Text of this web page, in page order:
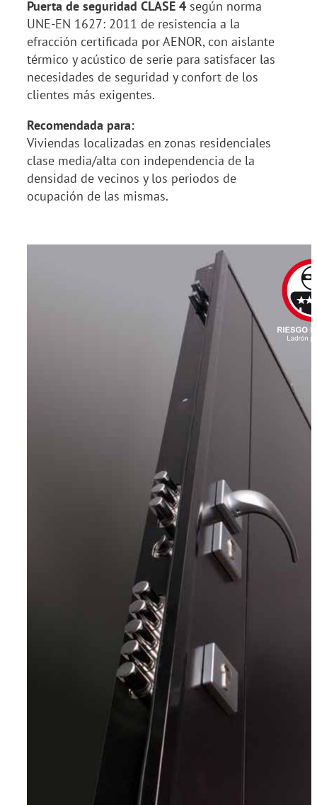
Puerta de seguridad CLASE 4 según norma
UNE-EN 1627: 2011 de resistencia a la
efracción certificada por AENOR, con aislante
térmico y acústico de serie para satisfacer las
necesidades de seguridad y confort de los
clientes más exigentes.
Recomendada para:
Viviendas localizadas en zonas residenciales
clase media/alta con independencia de la
densidad de vecinos y los periodos de
ocupación de las mismas.